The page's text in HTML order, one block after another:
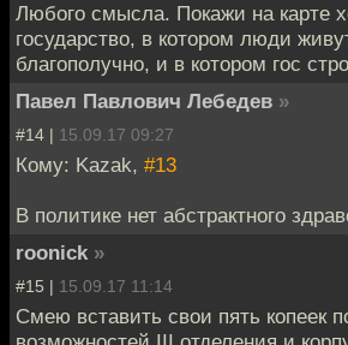
Любого смысла. Покажи на карте
государство, в котором люди
благополучно, и в котором гос
Павел Павлович Лебедев »
#14 | 15.09.17 09:27
Кому: Kazak, #13
В политике нет абстрактного
roonick »
#15 | 15.09.17 11:14
Смею вставить свои пять копеек